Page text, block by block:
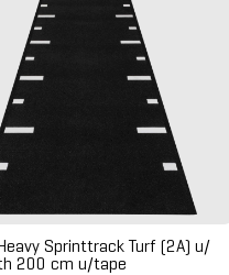
Sprinttrack Turf (2A) u/
200 cm u/tape